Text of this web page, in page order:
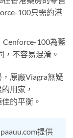
100只需約港
100為藍
不容易混淆。
原廠Viagra無疑
用家，
的平衡。
paauu.com提供